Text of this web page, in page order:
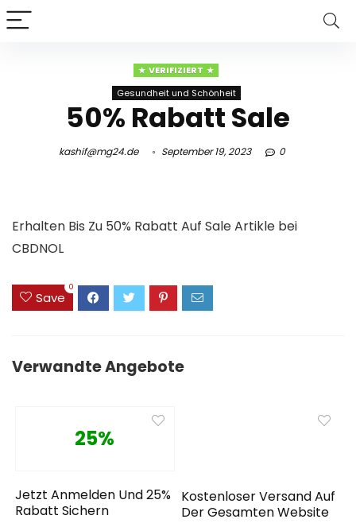
VERIFIZIERT
Gesundheit und Schönheit
50% Rabatt Sale
kashif@mg24.de September 19, 2023 0
Erhalten Bis Zu 50% Rabatt Auf Sale Artikle bei
CBDNOL
Save
0
Verwandte Angebote
25%
Jetzt Anmelden Und 25%
Rabatt Sichern
Kostenloser Versand Auf
Der Gesamten Website